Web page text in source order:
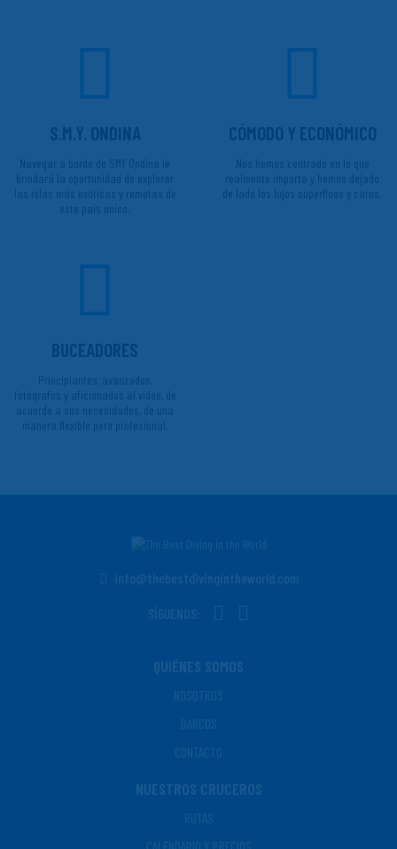
S.M.Y. ONDINA
Navegar a bordo de SMY Ondina le
brindará la oportunidad de explorar
las islas más exóticas y remotas de
este país único.
CÓMODO Y ECONÓMICO
Nos hemos centrado en lo que
realmente importa y hemos dejado
de lado los lujos superfluos y caros.
BUCEADORES
Principiantes, avanzados,
fotógrafos y aficionados al video, de
acuerdo a sus necesidades, de una
manera flexible pero profesional.
info@thebestdivingintheworld.com
SÍGUENOS:
QUIÉNES SOMOS
NOSOTROS
BARCOS
CONTACTO
NUESTROS CRUCEROS
RUTAS